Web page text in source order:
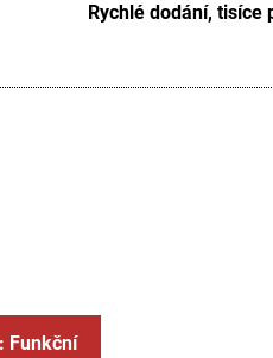
Rychlé dodání, tisíce
Funkční